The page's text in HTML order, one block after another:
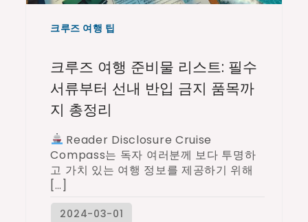
크루즈 여행 팁
크루즈 여행 준비물 리스트: 필수
서류부터 선내 반입 금지 품목까
지 총정리
Reader Disclosure Cruise
Compass는 독자 여러분께 보다 투명하
고 가치 있는 여행 정보를 제공하기 위해
[…]